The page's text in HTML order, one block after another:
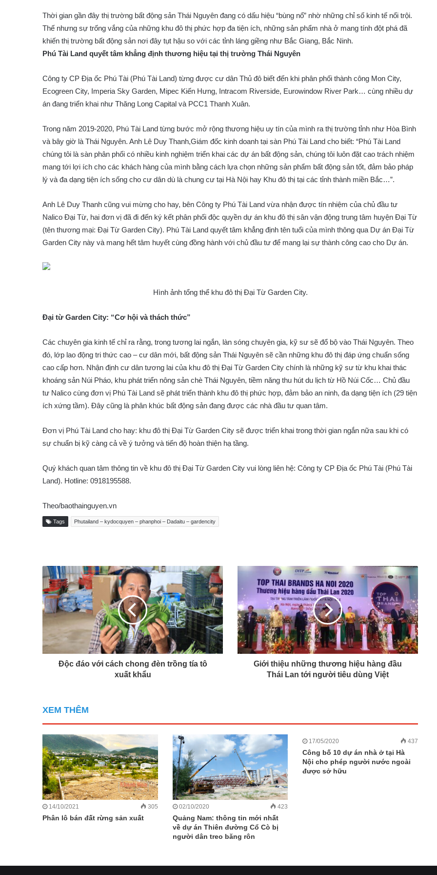
Thời gian gần đây thị trường bất động sản Thái Nguyên đang có dấu hiệu “bùng nổ” nhờ những chỉ số kinh tế nổi trội.
Thế nhưng sự trống vắng của những khu đô thị phức hợp đa tiện ích, những sản phẩm nhà ở mang tính đột phá đã
khiến thị trường bất động sản nơi đây tụt hậu so với các tỉnh láng giềng như Bắc Giang, Bắc Ninh.
Phú Tài Land quyết tâm khẳng định thương hiệu tại thị trường Thái Nguyên
Công ty CP Địa ốc Phú Tài (Phú Tài Land) từng được cư dân Thủ đô biết đến khi phân phối thành công Mon City,
Ecogreen City, Imperia Sky Garden, Mipec Kiến Hưng, Intracom Riverside, Eurowindow River Park… cùng nhiều dự
án đang triển khai như Thăng Long Capital và PCC1 Thanh Xuân.
Trong năm 2019-2020, Phú Tài Land từng bước mở rộng thương hiệu uy tín của mình ra thị trường tỉnh như Hòa Bình
và bây giờ là Thái Nguyên. Anh Lê Duy Thanh,Giám đốc kinh doanh tại sàn Phú Tài Land cho biết: “Phú Tài Land
chúng tôi là sàn phân phối có nhiều kinh nghiệm triển khai các dự án bất động sản, chúng tôi luôn đặt cao trách nhiệm
mang tới lợi ích cho các khách hàng của mình bằng cách lựa chọn những sản phẩm bất động sản tốt, đảm bảo pháp
lý và đa dạng tiện ích sống cho cư dân dù là chung cư tại Hà Nội hay Khu đô thị tại các tỉnh thành miền Bắc…”.
Anh Lê Duy Thanh cũng vui mừng cho hay, bên Công ty Phú Tài Land vừa nhận được tín nhiệm của chủ đầu tư
Nalico Đại Từ, hai đơn vị đã đi đến ký kết phân phối độc quyền dự án khu đô thị sân vận động trung tâm huyện Đại Từ
(tên thương mại: Đại Từ Garden City). Phú Tài Land quyết tâm khẳng định tên tuổi của mình thông qua Dự án Đại Từ
Garden City này và mang hết tâm huyết cùng đồng hành với chủ đầu tư để mang lại sự thành công cao cho Dự án.
Hình ảnh tổng thể khu đô thị Đại Từ Garden City.
Đại từ Garden City: “Cơ hội và thách thức”
Các chuyên gia kinh tế chỉ ra rằng, trong tương lai ngắn, làn sóng chuyên gia, kỹ sư sẽ đổ bộ vào Thái Nguyên. Theo
đó, lớp lao động tri thức cao – cư dân mới, bất động sản Thái Nguyên sẽ cần những khu đô thị đáp ứng chuẩn sống
cao cấp hơn. Nhận định cư dân tương lai của khu đô thị Đại Từ Garden City chính là những kỹ sư từ khu khai thác
khoáng sản Núi Pháo, khu phát triển nông sản chè Thái Nguyên, tiềm năng thu hút du lịch từ Hồ Núi Cốc… Chủ đầu
tư Nalico cùng đơn vị Phú Tài Land sẽ phát triển thành khu đô thị phức hợp, đảm bảo an ninh, đa dạng tiện ích (29 tiện
ích xứng tầm). Đây cũng là phân khúc bất động sản đang được các nhà đầu tư quan tâm.
Đơn vị Phú Tài Land cho hay: khu đô thị Đại Từ Garden City sẽ được triển khai trong thời gian ngắn nữa sau khi có
sự chuẩn bị kỹ càng cả về ý tưởng và tiến độ hoàn thiện hạ tầng.
Quý khách quan tâm thông tin về khu đô thị Đại Từ Garden City vui lòng liên hệ: Công ty CP Địa ốc Phú Tài (Phú Tài
Land). Hotline: 0918195588.
Theo/baothainguyen.vn
Tags Phutailand – kydocquyen – phanphoi – Dadaitu – gardencity
Độc đáo với cách chong đèn trồng tía tô
xuất khẩu
Giới thiệu những thương hiệu hàng đầu
Thái Lan tới người tiêu dùng Việt
XEM THÊM
14/10/2021 305
Phân lô bán đất rừng sản xuất
02/10/2020 423
Quảng Nam: thông tin mới nhất
về dự án Thiên đường Cổ Cò bị
người dân treo băng rôn
17/05/2020 437
Công bố 10 dự án nhà ở tại Hà
Nội cho phép người nước ngoài
được sở hữu